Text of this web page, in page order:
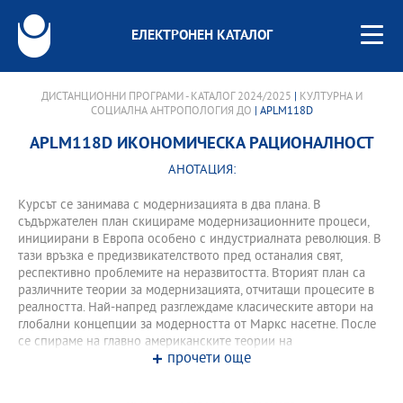
ЕЛЕКТРОНЕН КАТАЛОГ
ДИСТАНЦИОННИ ПРОГРАМИ - КАТАЛОГ 2024/2025
КУЛТУРНА И
СОЦИАЛНА АНТРОПОЛОГИЯ ДО | APLM118D
APLM118D ИКОНОМИЧЕСКА РАЦИОНАЛНОСТ
АНОТАЦИЯ:
Курсът се занимава с модернизацията в два плана. В
съдържателен план скицираме модернизационните процеси,
инициирани в Европа особено с индустриалната революция. В
тази връзка е предизвикателството пред останалия свят,
респективно проблемите на неразвитостта. Вторият план са
различните теории за модернизацията, отчитащи процесите в
реалността. Най-напред разглеждаме класическите автори на
глобални концепции за модерността от Маркс насетне. После
се спираме на главно американските теории на
модернизацията от времето след Втората световна война и на
прочети още